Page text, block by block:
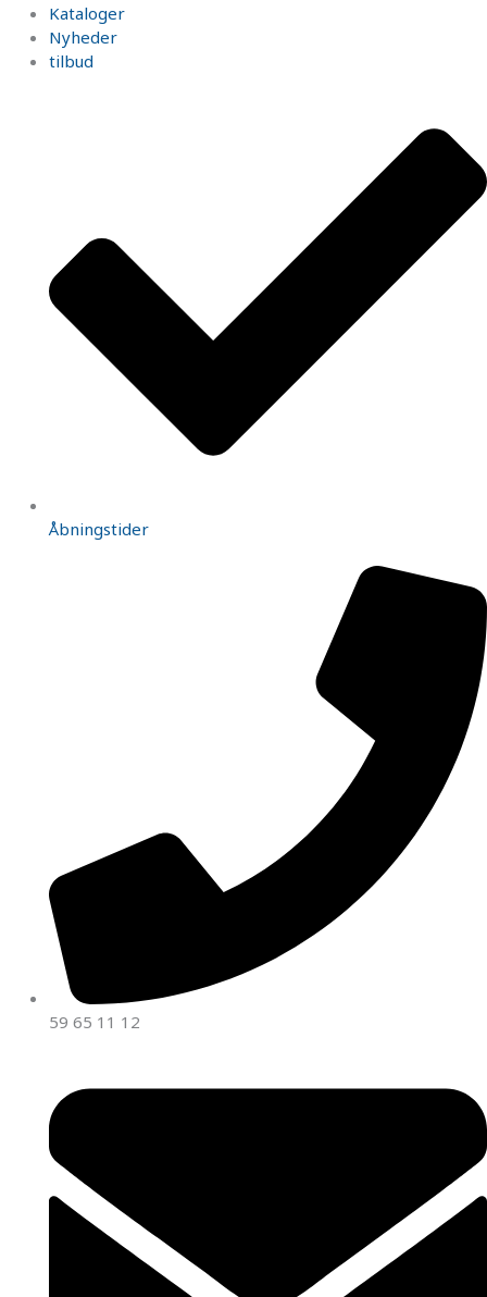
Kataloger
Nyheder
tilbud
Åbningstider
59 65 11 12